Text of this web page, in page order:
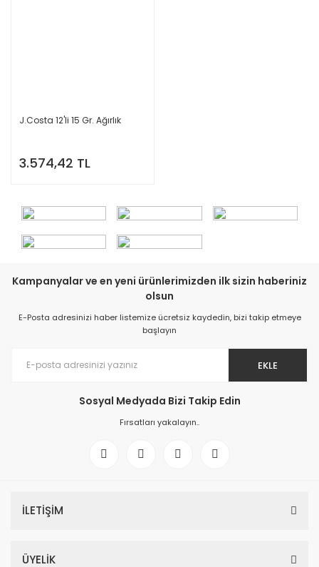
J.Costa 12'li 15 Gr. Ağırlık
3.574,42 TL
Kampanyalar ve en yeni ürünlerimizden ilk sizin haberiniz
olsun
E-Posta adresinizi haber listemize ücretsiz kaydedin, bizi takip etmeye
başlayın
EKLE
Sosyal Medyada Bizi Takip Edin
Fırsatları yakalayın..
İLETİŞİM
ÜYELİK